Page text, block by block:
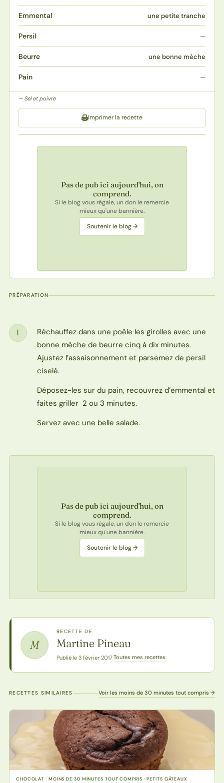
Emmental une petite tranche
Persil —
Beurre une bonne mèche
Pain —
Sel et poivre
Imprimer la recette
Pas de pub ici aujourd'hui, on
comprend.
Si le blog vous régale, un don le remercie
mieux qu'une bannière.
Soutenir le blog →
PRÉPARATION
Étape
1
Réchauffez dans une poêle les girolles avec une
bonne mèche de beurre cinq à dix minutes.
Ajustez l’assaisonnement et parsemez de persil
ciselé.
Déposez-les sur du pain, recouvrez d’emmental et
faites griller 2 ou 3 minutes.
Servez avec une belle salade.
Pas de pub ici aujourd'hui, on
comprend.
Si le blog vous régale, un don le remercie
mieux qu'une bannière.
Soutenir le blog →
M
RECETTE DE
Martine Pineau
Publié le 3 février 2017·Toutes mes recettes
RECETTES SIMILAIRES Voir les moins de 30 minutes tout compris →
CHOCOLAT · MOINS DE 30 MINUTES TOUT COMPRIS · PETITS GÂTEAUX